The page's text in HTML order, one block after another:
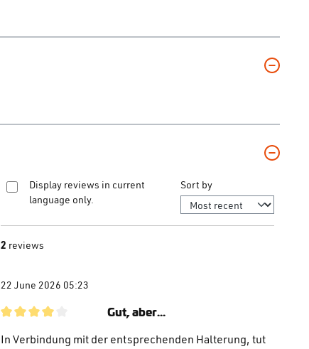
Display reviews in current
language only.
Sort by
2 reviews
22 June 2026 05:23
Gut, aber...
In Verbindung mit der entsprechenden Halterung, tut